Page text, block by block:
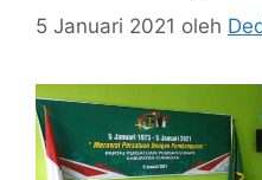
5 Januari 2021 oleh